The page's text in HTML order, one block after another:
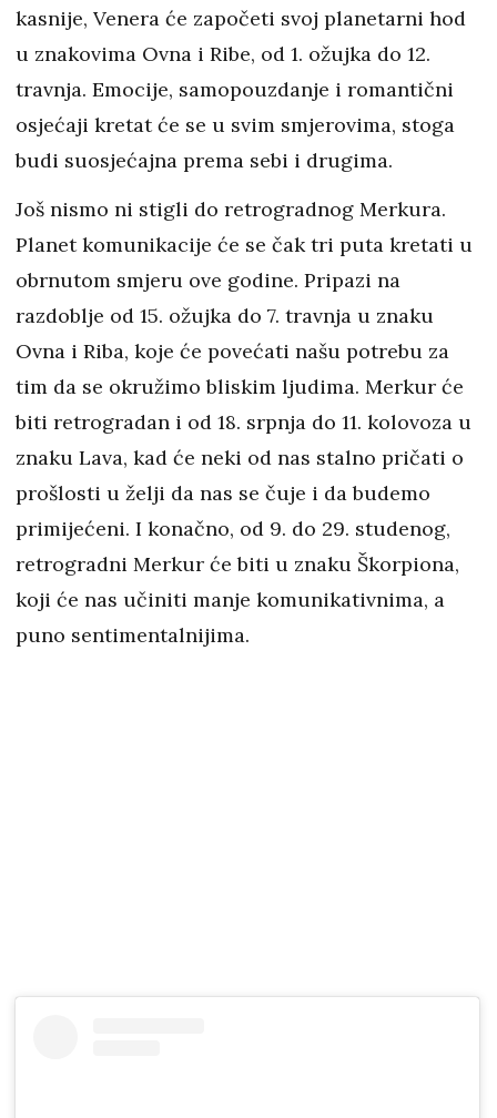
kasnije, Venera će započeti svoj planetarni hod
u znakovima Ovna i Ribe, od 1. ožujka do 12.
travnja. Emocije, samopouzdanje i romantični
osjećaji kretat će se u svim smjerovima, stoga
budi suosjećajna prema sebi i drugima.
Još nismo ni stigli do retrogradnog Merkura.
Planet komunikacije će se čak tri puta kretati u
obrnutom smjeru ove godine. Pripazi na
razdoblje od 15. ožujka do 7. travnja u znaku
Ovna i Riba, koje će povećati našu potrebu za
tim da se okružimo bliskim ljudima. Merkur će
biti retrogradan i od 18. srpnja do 11. kolovoza u
znaku Lava, kad će neki od nas stalno pričati o
prošlosti u želji da nas se čuje i da budemo
primijećeni. I konačno, od 9. do 29. studenog,
retrogradni Merkur će biti u znaku Škorpiona,
koji će nas učiniti manje komunikativnima, a
puno sentimentalnijima.